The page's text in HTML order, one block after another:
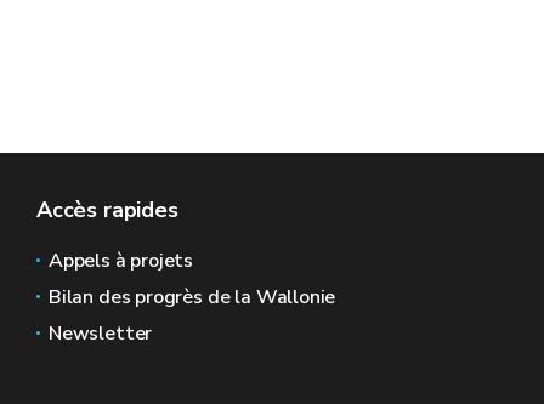
Accès rapides
Appels à projets
Bilan des progrès de la Wallonie
Newsletter